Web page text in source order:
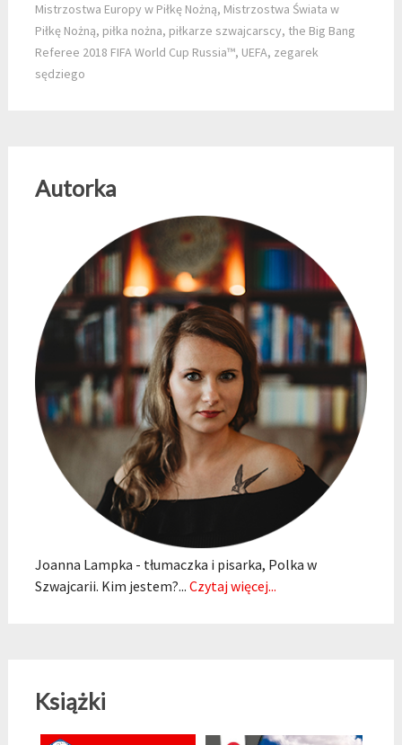
Mistrzostwa Europy w Piłkę Nożną, Mistrzostwa Świata w
Piłkę Nożną, piłka nożna, piłkarze szwajcarscy, the Big Bang
Referee 2018 FIFA World Cup Russia™, UEFA, zegarek
sędziego
Autorka
Joanna Lampka - tłumaczka i pisarka, Polka w
Szwajcarii. Kim jestem?... Czytaj więcej...
Książki